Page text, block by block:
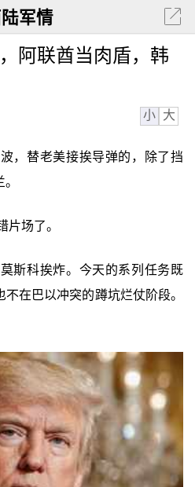
军情
阿联酋当肉盾，韩
小 大
，替老美接挨导弹的，除了挡
片场了。
斯科挨炸。今天的系列任务既
在巴以冲突的蹲坑烂仗阶段。